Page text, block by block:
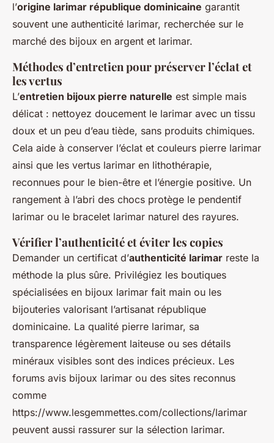
l’origine larimar république dominicaine garantit
souvent une authenticité larimar, recherchée sur le
marché des bijoux en argent et larimar.
Méthodes d’entretien pour préserver l’éclat et
les vertus
L’entretien bijoux pierre naturelle est simple mais
délicat : nettoyez doucement le larimar avec un tissu
doux et un peu d’eau tiède, sans produits chimiques.
Cela aide à conserver l’éclat et couleurs pierre larimar
ainsi que les vertus larimar en lithothérapie,
reconnues pour le bien-être et l’énergie positive. Un
rangement à l’abri des chocs protège le pendentif
larimar ou le bracelet larimar naturel des rayures.
Vérifier l’authenticité et éviter les copies
Demander un certificat d’authenticité larimar reste la
méthode la plus sûre. Privilégiez les boutiques
spécialisées en bijoux larimar fait main ou les
bijouteries valorisant l’artisanat république
dominicaine. La qualité pierre larimar, sa
transparence légèrement laiteuse ou ses détails
minéraux visibles sont des indices précieux. Les
forums avis bijoux larimar ou des sites reconnus
comme
https://www.lesgemmettes.com/collections/larimar
peuvent aussi rassurer sur la sélection larimar.